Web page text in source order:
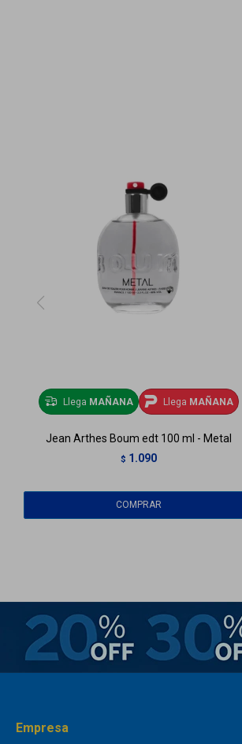
Llega MAÑANA Llega MAÑANA
Jean Arthes Boum edt 100 ml - Metal
$ 1.090
Empresa